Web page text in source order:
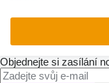
Objednejte si zasílání